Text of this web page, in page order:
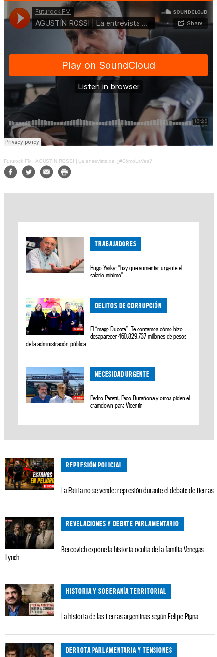
Futurock FM· AGUSTÍN ROSSI | La entrevista de ¿#CómoLaVes?
TRABAJADORES
Hugo Yasky: "hay que aumentar urgente el
salario mínimo"
DELITOS DE CORRUPCIÓN
El “mago Ducote”: Te contamos cómo hizo
desaparecer 460.829.737 millones de pesos
de la administración pública
NECESIDAD URGENTE
Pedro Peretti, Paco Durañona y otros piden el
cramdown para Vicentín
REPRESIÓN POLICIAL
La Patria no se vende: represión durante el debate de tierras
REVELACIONES Y DEBATE PARLAMENTARIO
Bercovich expone la historia oculta de la familia Venegas
Lynch
HISTORIA Y SOBERANÍA TERRITORIAL
La historia de las tierras argentinas según Felipe Pigna
DERROTA PARLAMENTARIA Y TENSIONES